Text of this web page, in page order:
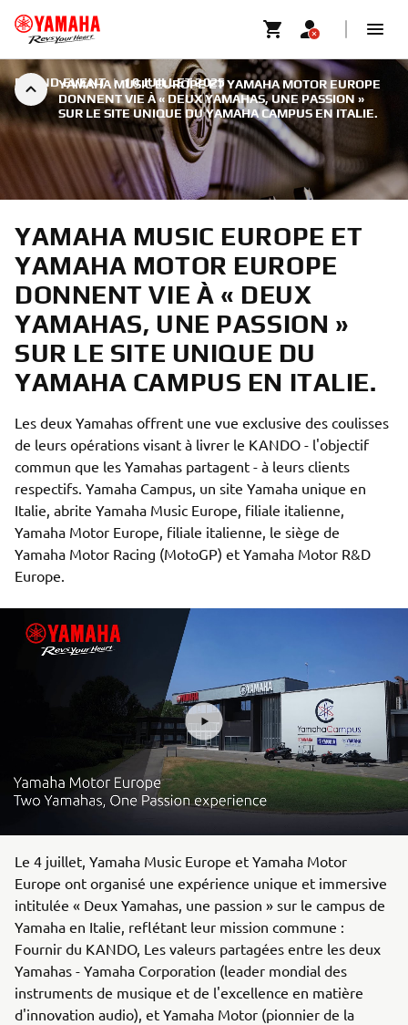
YAMAHA MUSIC EUROPE ET YAMAHA MOTOR EUROPE
DONNENT VIE À « DEUX YAMAHAS, UNE PASSION »
SUR LE SITE UNIQUE DU YAMAHA CAMPUS EN ITALIE.
BRAND EVENT | 10 JUILLET 2025
YAMAHA MUSIC EUROPE ET
YAMAHA MOTOR EUROPE
DONNENT VIE À « DEUX
YAMAHAS, UNE PASSION »
SUR LE SITE UNIQUE DU
YAMAHA CAMPUS EN ITALIE.
Les deux Yamahas offrent une vue exclusive des coulisses
de leurs opérations visant à livrer le KANDO - l'objectif
commun que les Yamahas partagent - à leurs clients
respectifs. Yamaha Campus, un site Yamaha unique en
Italie, abrite Yamaha Music Europe, filiale italienne,
Yamaha Motor Europe, filiale italienne, le siège de
Yamaha Motor Racing (MotoGP) et Yamaha Motor R&D
Europe.
Le 4 juillet, Yamaha Music Europe et Yamaha Motor
Europe ont organisé une expérience unique et immersive
intitulée « Deux Yamahas, une passion » sur le campus de
Yamaha en Italie, reflétant leur mission commune :
Fournir du KANDO, Les valeurs partagées entre les deux
Yamahas - Yamaha Corporation (leader mondial des
instruments de musique et de l'excellence en matière
d'innovation audio), et Yamaha Motor (pionnier de la